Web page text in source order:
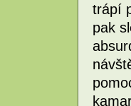
trápí
pak